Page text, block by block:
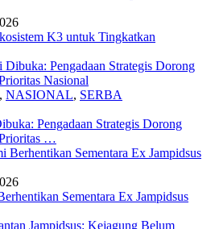
K3 untuk Tingkatkan
, NASIONAL, SERBA
Pengadaan Strategis Dorong
Prioritas …
Sementara Ex Jampidsus